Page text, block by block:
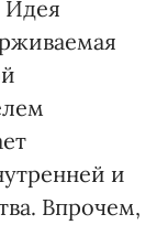
Идея
и
Впрочем,